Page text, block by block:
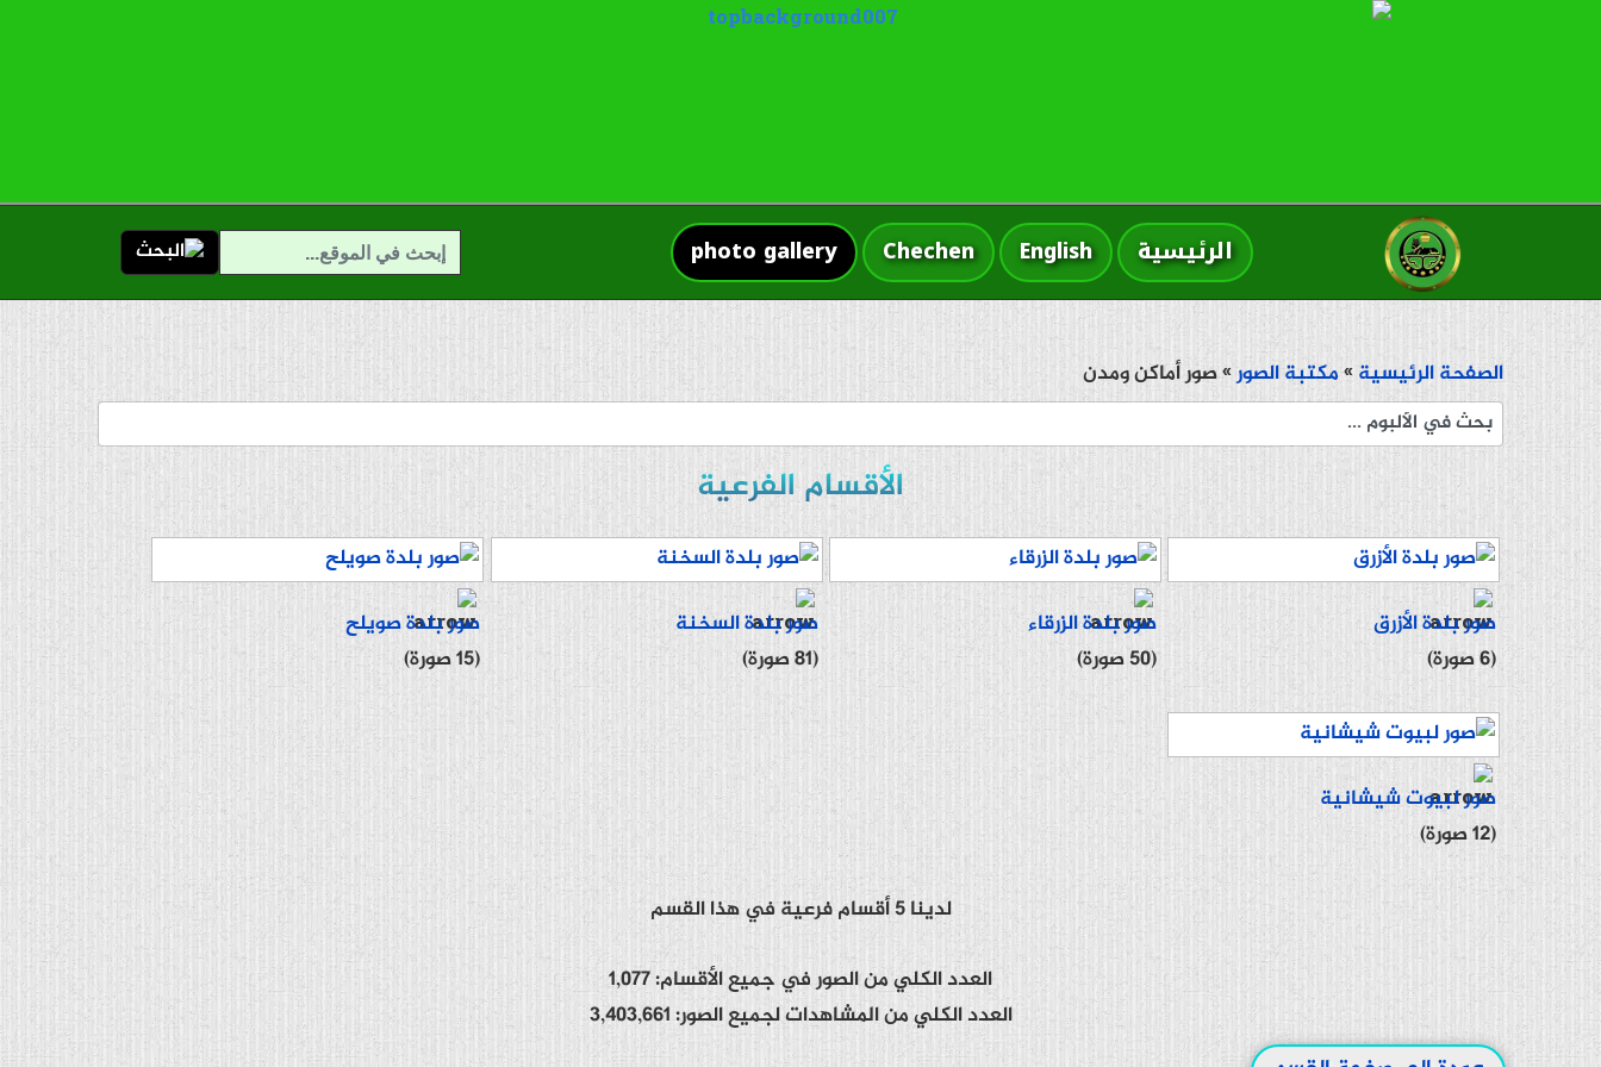
الرئيسية English
Chechen
photo gallery البحث...
الصفحة الرئيسية»مكتبة الصور» صور أماكن ومدن
الأقسام الفرعية
صور بلدة الأزرق
(6 صورة)
صور بلدة الزرقاء
(50 صورة)
صور بلدة السخنة
(81 صورة)
صور بلدة صويلح
(15 صورة)
صور لبيوت شيشانية
(12 صورة)
لدينا 5 أقسام فرعية في هذا القسم
العدد الكلي من الصور في جميع الأقسام: 1,077
العدد الكلي من المشاهدات لجميع الصور: 3,403,661